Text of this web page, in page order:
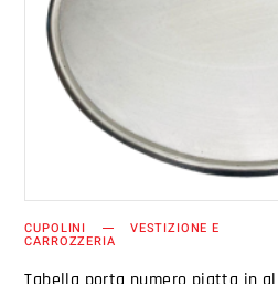
CUPOLINI VESTIZIONE E
CARROZZERIA